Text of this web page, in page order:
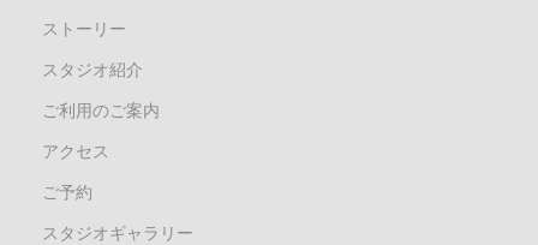
ストーリー
スタジオ紹介
ご利用のご案内
アクセス
ご予約
スタジオギャラリー